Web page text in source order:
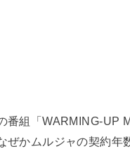
番組「WARMING-UP
ぜかムルジャの契約年